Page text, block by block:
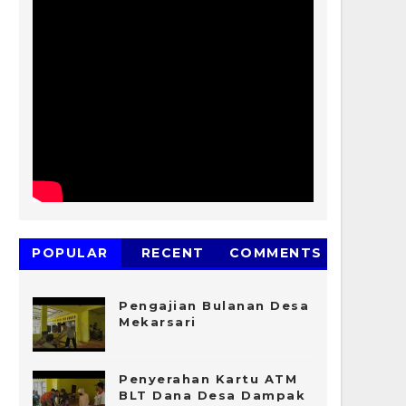
POPULAR RECENT COMMENTS
Pengajian Bulanan Desa
Mekarsari
Penyerahan Kartu ATM
BLT Dana Desa Dampak